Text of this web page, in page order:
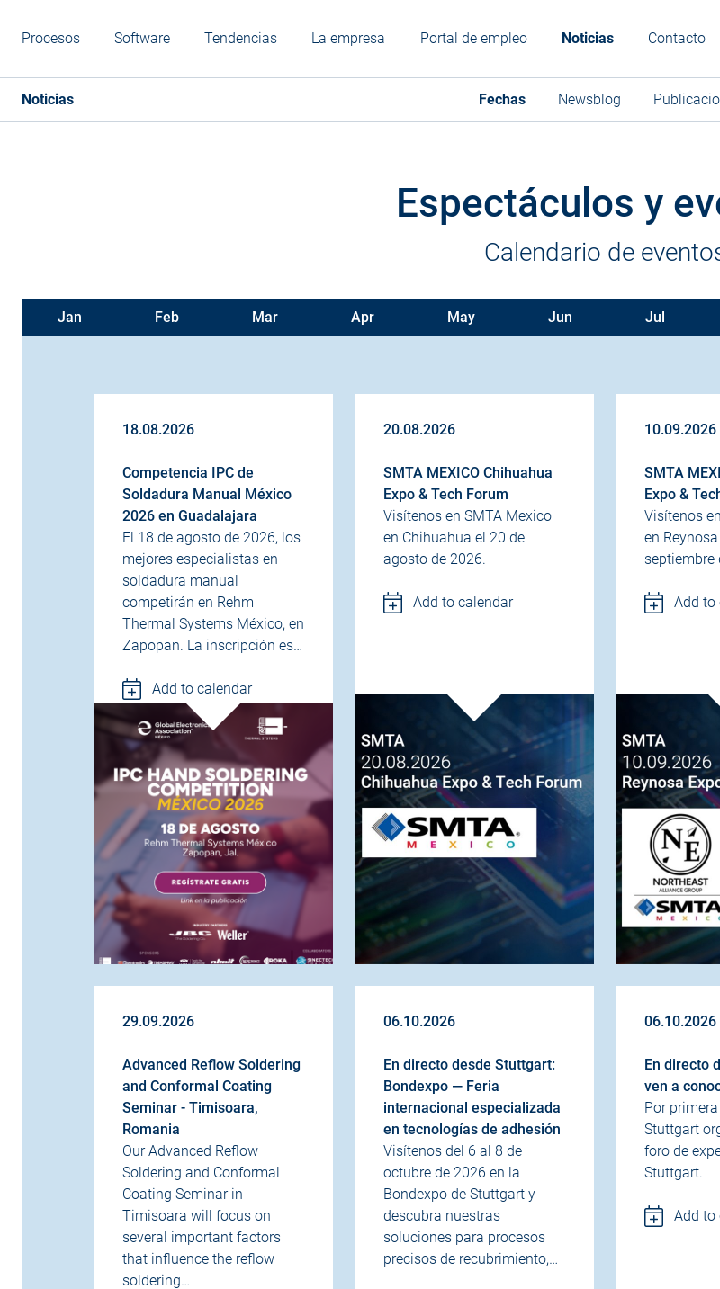
Procesos Software Tendencias La empresa Portal de empleo Noticias Contacto
Noticias Fechas Newsblog
Espectáculos y
Calendario de
Jan Feb Mar Apr May Jun Jul
18.08.2026
Competencia IPC de
Soldadura Manual México
2026 en Guadalajara
El 18 de agosto de 2026, los
mejores especialistas en
soldadura manual
competirán en Rehm
Thermal Systems México, en
Zapopan. La inscripción es…
Add to calendar
20.08.2026
SMTA MEXICO Chihuahua
Expo & Tech Forum
Visítenos en SMTA Mexico
en Chihuahua el 20 de
agosto de 2026.
Add to calendar
10.09.2026
SMTA
Expo &
Visítenos
en
septiembre
Add to
29.09.2026
Advanced Reflow Soldering
and Conformal Coating
Seminar - Timisoara,
Romania
Our Advanced Reflow
Soldering and Conformal
Coating Seminar in
Timisoara will focus on
several important factors
that influence the reflow
soldering…
06.10.2026
En directo desde Stuttgart:
Bondexpo — Feria
internacional especializada
en tecnologías de adhesión
Visítenos del 6 al 8 de
octubre de 2026 en la
Bondexpo de Stuttgart y
descubra nuestras
soluciones para procesos
precisos de recubrimiento,…
06.10.2026
En directo
ven a
Por
Stuttgart
foro de
Stuttgart.
Add to